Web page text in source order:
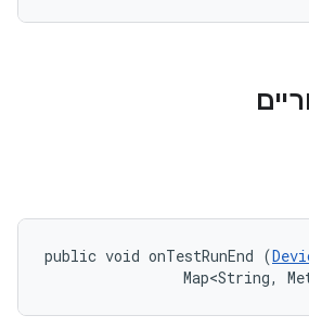
public void onTestRunEnd (
Map<String,